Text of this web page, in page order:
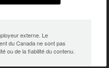
externe. Le
du Canada ne sont pas
ou de la fiabilité du contenu.